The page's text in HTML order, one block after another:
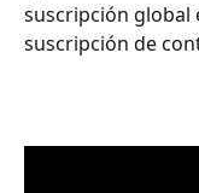
suscripción global
suscripción de